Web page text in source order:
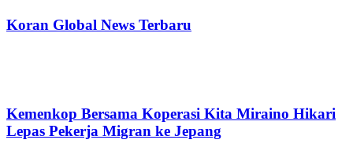
Koran Global News Terbaru
Kemenkop Bersama Koperasi Kita Miraino Hikari
Lepas Pekerja Migran ke Jepang